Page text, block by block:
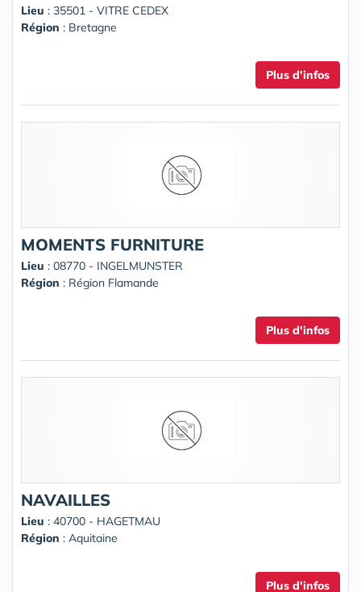
Lieu : 35501 - VITRE CEDEX
Région : Bretagne
Plus d'infos
MOMENTS FURNITURE
Lieu : 08770 - INGELMUNSTER
Région : Région Flamande
Plus d'infos
NAVAILLES
Lieu : 40700 - HAGETMAU
Région : Aquitaine
Plus d'infos